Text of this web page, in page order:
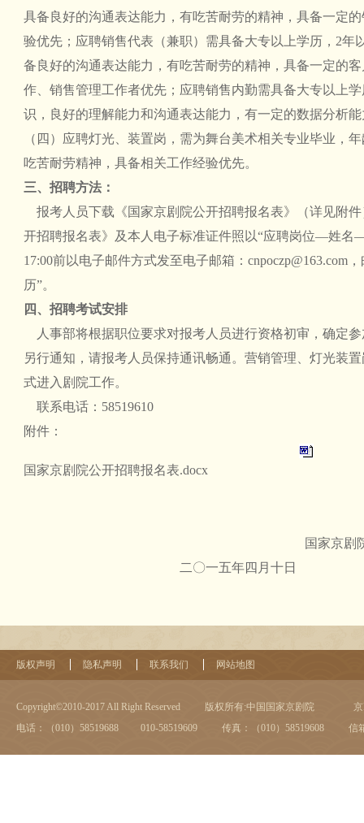
具备良好的沟通表达能力，有吃苦耐劳的精神，具备一定
验优先；应聘销售代表（兼职）需具备大专以上学历，2年
备良好的沟通表达能力，有吃苦耐劳的精神，具备一定的
作、销售管理工作者优先；应聘销售内勤需具备大专以上
识，良好的理解能力和沟通表达能力，有一定的数据分析
（四）应聘灯光、装置岗，需为舞台美术相关专业毕业，
吃苦耐劳精神，具备相关工作经验优先。
三、招聘方法：
报考人员下载《国家京剧院公开招聘报名表》（详见附
开招聘报名表》及本人电子标准证件照以“应聘岗位—姓名
17:00前以电子邮件方式发至电子邮箱： cnpoczp@163.com
历”。
四、招聘考试安排
人事部将根据职位要求对报考人员进行资格初审，确定
另行通知，请报考人员保持通讯畅通。营销管理、灯光装
式进入剧院工作。
联系电话：58519610
附件：
国家京剧院公开招聘报名表.docx
国家京剧院人
二〇一五年四月十日
版权声明 隐私声明 联系我们 网站地图
Copyright©2010-2017 All Right Reserved 版权所有:中国国家京剧院
电话：（010）58519688 010-58519609
传真：（010）58519608 信